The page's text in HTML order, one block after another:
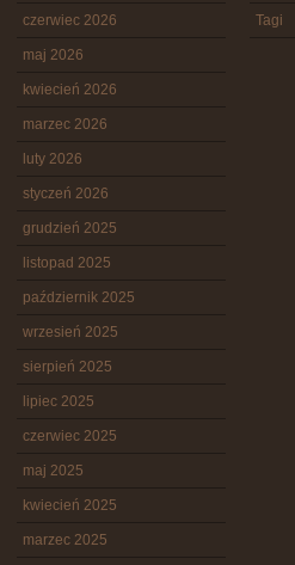
czerwiec 2026
maj 2026
kwiecień 2026
marzec 2026
luty 2026
styczeń 2026
grudzień 2025
listopad 2025
październik 2025
wrzesień 2025
sierpień 2025
lipiec 2025
czerwiec 2025
maj 2025
kwiecień 2025
marzec 2025
Tagi